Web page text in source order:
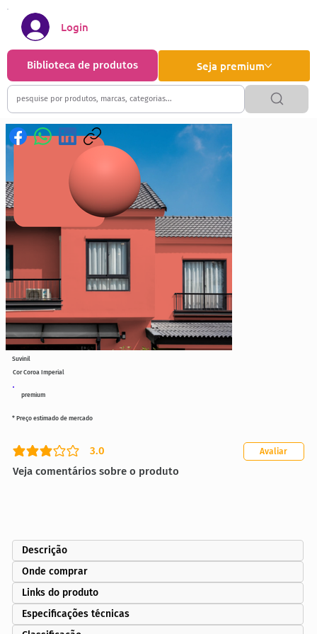
Seja premium
Biblioteca de produtos
Login
premium
Cor Coroa Imperial
3.0
classificação média é 3 de 5
Veja comentários sobre o produto
Avaliar
* Preço estimado de mercado
Suvinil
Descrição
Onde comprar
Links do produto
Especificações técnicas